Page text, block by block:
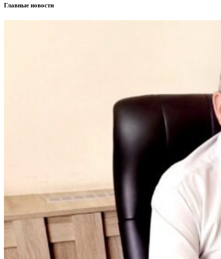
Главные новости